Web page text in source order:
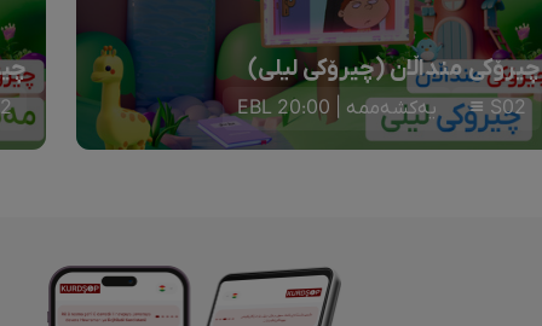
چیرۆکی منداڵان (چیرۆکی لیلی)
S02 یەکشەممە | 20:00 EBL